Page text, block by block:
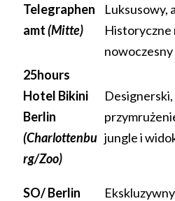
Telegraphen
amt(Mitte)
Luksusowy,
Historyczne
25hours
Hotel Bikini
Berlin
(Charlottenbu
rg/Zoo)
jungle i
SO/ Berlin